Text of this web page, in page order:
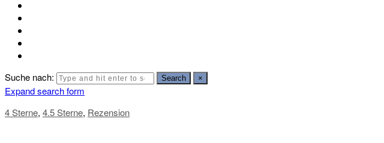
Suche nach: Search ×
Expand search form
4 Sterne, 4.5 Sterne, Rezension